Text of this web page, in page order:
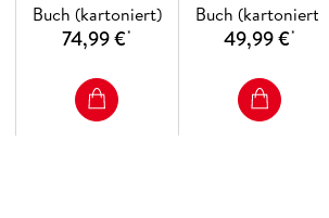
Buch (kartoniert)
74,99 €*
Buch (kartoniert)
49,99 €*